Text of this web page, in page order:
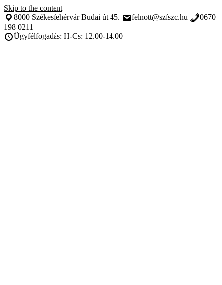
Skip to the content
8000 Székesfehérvár Budai út 45.
felnott@szfszc.hu
0670
198 0211
Ügyfélfogadás: H-Cs: 12.00-14.00